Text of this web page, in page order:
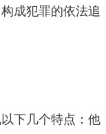
成犯罪的依法追
下几个特点：他